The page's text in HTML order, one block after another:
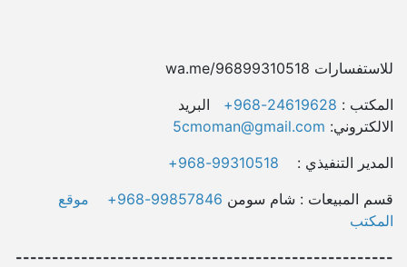
للاستفسارات wa.me/96899310518
المکتب : 24619628-968+
البريد
الالكتروني: 5cmoman@gmail.com
المدیر التنفيذي : 99310518-968+
قسم المبیعات : شام سومن 99857846-968+
موقع
المکتب
----------------------------------------------------